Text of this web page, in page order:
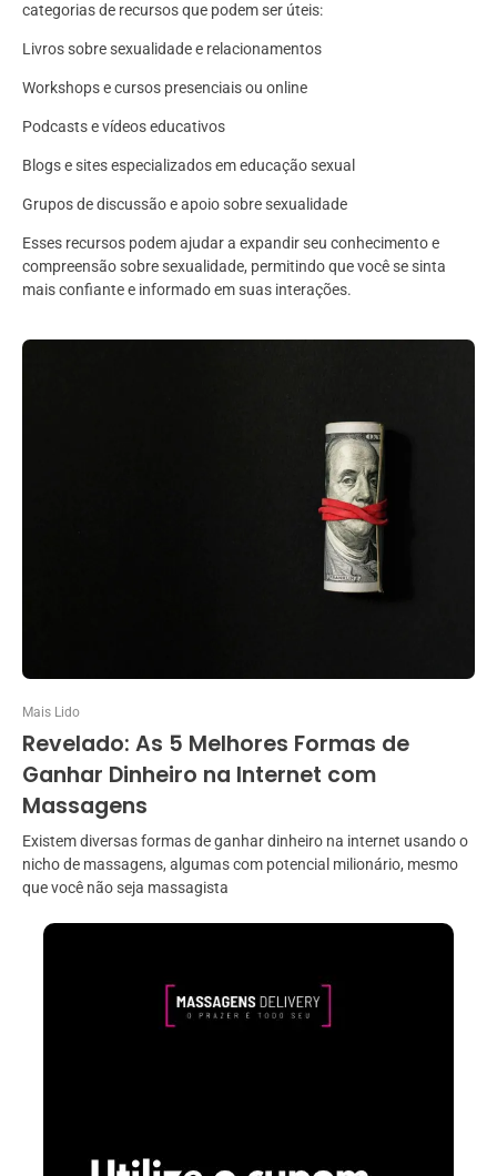
categorias de recursos que podem ser úteis:
Livros sobre sexualidade e relacionamentos
Workshops e cursos presenciais ou online
Podcasts e vídeos educativos
Blogs e sites especializados em educação sexual
Grupos de discussão e apoio sobre sexualidade
Esses recursos podem ajudar a expandir seu conhecimento e
compreensão sobre sexualidade, permitindo que você se sinta
mais confiante e informado em suas interações.
Mais Lido
Revelado: As 5 Melhores Formas de
Ganhar Dinheiro na Internet com
Massagens
Existem diversas formas de ganhar dinheiro na internet usando o
nicho de massagens, algumas com potencial milionário, mesmo
que você não seja massagista